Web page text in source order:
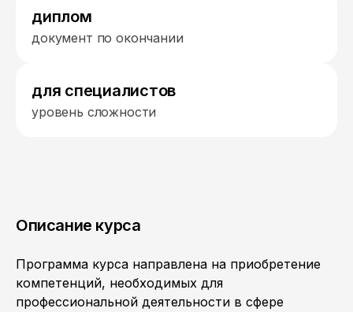
диплом
документ по окончании
для специалистов
уровень сложности
Описание курса
Программа курса направлена на приобретение
компетенций, необходимых для
профессиональной деятельности в сфере